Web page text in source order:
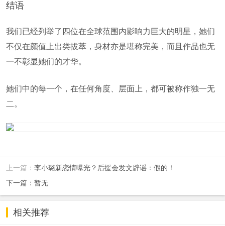
结语
我们已经列举了四位在全球范围内影响力巨大的明星，她们
不仅在颜值上出类拔萃，身材亦是堪称完美，而且作品也无
一不彰显她们的才华。
她们中的每一个，在任何角度、层面上，都可被称作独一无
二。
上一篇： 李小璐新恋情曝光？后援会发文辟谣：假的！
下一篇：暂无
相关推荐